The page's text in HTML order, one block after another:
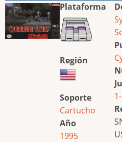
Plataforma
Región
Soporte
Cartucho
Año
1995